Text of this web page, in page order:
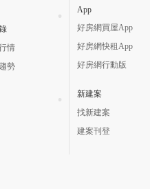
情
勢
App
好房網買屋App
好房網快租App
好房網行動版
新建案
找新建案
建案刊登